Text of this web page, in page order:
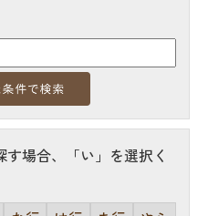
す場合、「い」を選択く